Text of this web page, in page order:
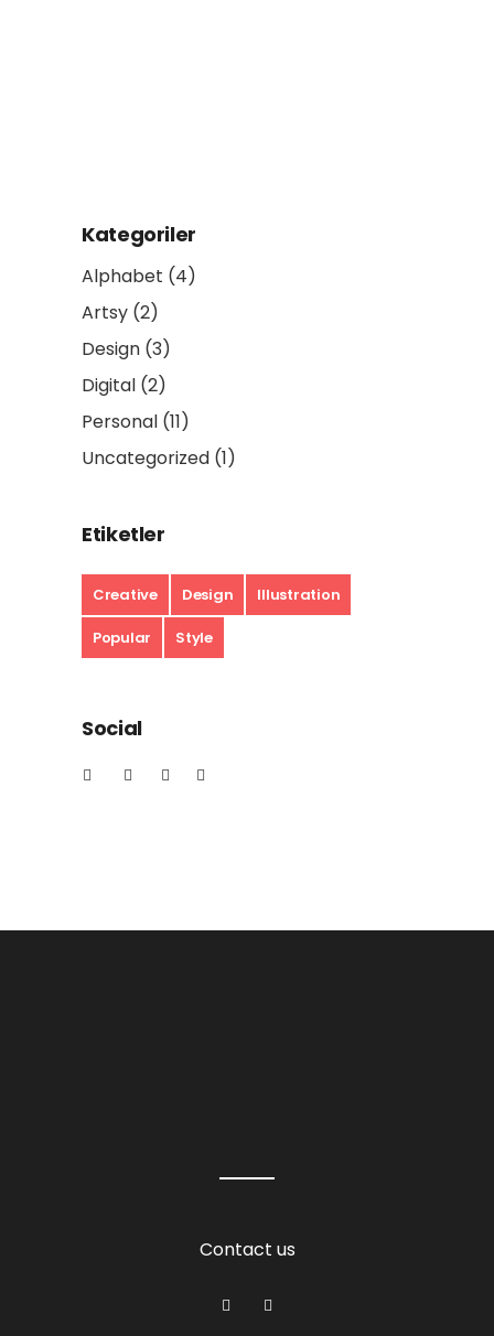
Kategoriler
Alphabet (4)
Artsy (2)
Design (3)
Digital (2)
Personal (11)
Uncategorized (1)
Etiketler
Creative Design Illustration
Popular Style
Social
Contact us